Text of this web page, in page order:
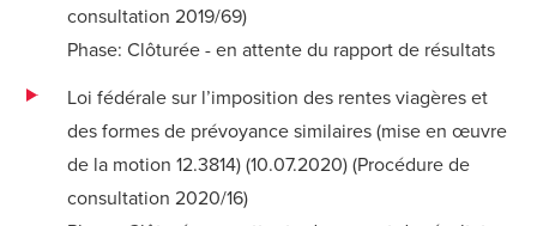
consultation 2019/69)
Phase: Clôturée - en attente du rapport de résultats
Loi fédérale sur l’imposition des rentes viagères et
des formes de prévoyance similaires (mise en œuvre
de la motion 12.3814) (10.07.2020) (Procédure de
consultation 2020/16)